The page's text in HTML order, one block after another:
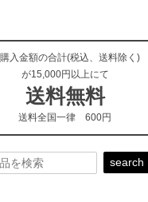
入金額の合計(税込、送料除く)
が15,000円以上にて
送料無料
送料全国一律 600円
search